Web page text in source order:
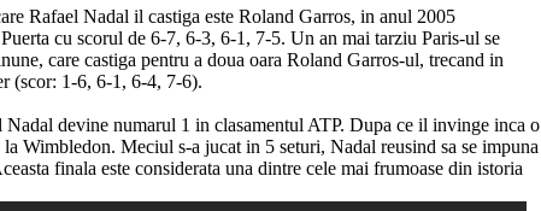
Rafael Nadal il castiga este Roland Garros, in anul 2005
cu scorul de 6-7, 6-3, 6-1, 7-5. Un an mai tarziu Paris-ul se
care castiga pentru a doua oara Roland Garros-ul, trecand in
(scor: 1-6, 6-1, 6-4, 7-6).
Nadal devine numarul 1 in clasamentul ATP. Dupa ce il invinge inca o
Wimbledon. Meciul s-a jucat in 5 seturi, Nadal reusind sa se impuna
finala este considerata una dintre cele mai frumoase din istoria